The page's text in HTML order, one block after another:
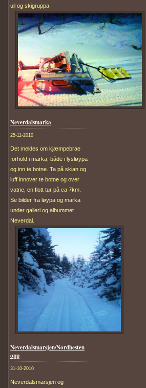
uil og skigruppa.
Neverdalsmarka
25-11-2010
Det meldes om kjæmpebrae
forhold i marka, både i lysløypa
og inn te botne. Ta på skian og
luff innover te botne og over
vatne, en flott tur på ca 7km.
Se bilder fra løypa og marka
under galleri og albummet
Neverdal.
Neverdalsmarsjen/Nordhesten
opp
31-10-2010
Neverdalsmarsjen og